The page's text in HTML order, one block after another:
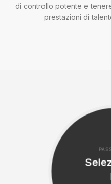
di controllo potente e
prestazioni di